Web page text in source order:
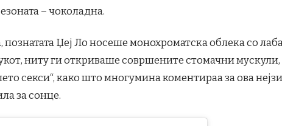
– чоколадна.
познатата Џеј Ло носеше монохроматска облека со
ниту ги откриваше совршените стомачни мускули,
секси“, како што многумина коментираа за ова
за сонце.